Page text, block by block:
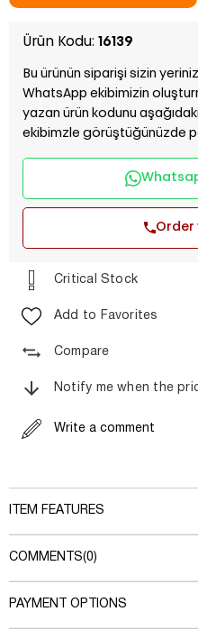
Ürün Kodu: 16139
Bu ürünün siparişi sizin
WhatsApp ekibimizin
yazan ürün kodunu
ekibimzle görüştüğünüzde
Order
Critical Stock
Add to Favorites
Compare
Notify me when the
Write a comment
ITEM FEATURES
COMMENTS(0)
PAYMENT OPTIONS